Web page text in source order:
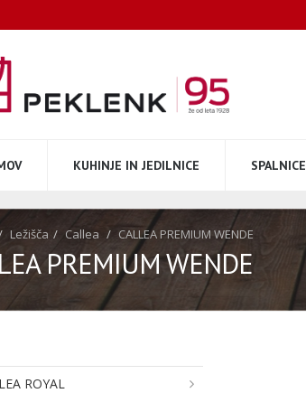
KUHINJE IN JEDILNICE SPALNICE
Ležišča Callea CALLEA PREMIUM WENDE
PREMIUM WENDE
ROYAL